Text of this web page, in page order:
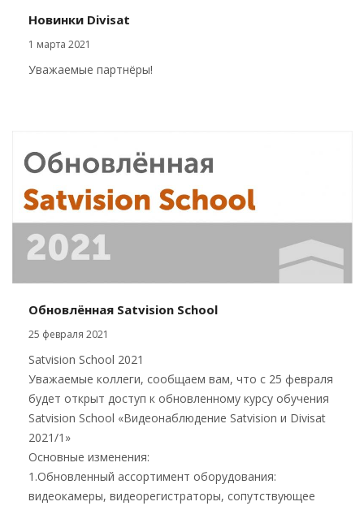
Новинки Divisat
1 марта 2021
Уважаемые партнёры!
Обновлённая Satvision School
25 февраля 2021
Satvision School 2021
Уважаемые коллеги, сообщаем вам, что с 25 февраля
будет открыт доступ к обновленному курсу обучения
Satvision School «Видеонаблюдение Satvision и Divisat
2021/1»
Основные изменения:
1.Обновленный ассортимент оборудования:
видеокамеры, видеорегистраторы, сопутствующее